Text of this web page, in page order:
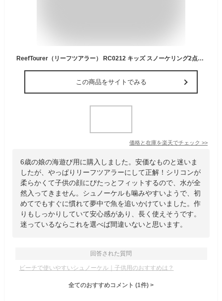
ReefTourer（リーフツアラー） RC0212 キッズ スノーケリング2点セット マスク+スノーケル こども用 シュノーケリング
この商品をサイトでみる
価格と在庫を楽天でチェック >>
6歳の娘の海遊び用に購入しました。安価なものと迷いま
したが、やっぱりリーフツアラーにして正解！シリコンが
柔らかくて子供の顔にぴたっとフィットするので、水が全
然入ってきません。シュノーケルも噛みやすいようで、初
めてでもすぐに慣れて夢中で魚を追いかけていました。作
りもしっかりしていて安心感があり、長く使えそうです。
迷っているならこれを選べば間違いないと思います。
回答された質問
ビーチで使いやすいシュノーケル｜子供用のおすすめは？
全てのおすすめコメント (1件) >